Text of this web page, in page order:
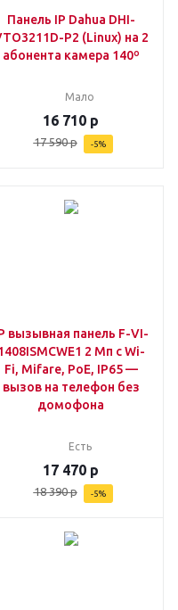
Панель IP Dahua DHI-
P2 (Linux) на 2
абонента камера 140º
Мало
16 710 р
17 590р -5%
вызывная панель F-VI-
2 Мп с Wi-
Fi, Mifare, PoE, IP65 —
вызов на телефон без
домофона
Есть
17 470 р
18 390р -5%